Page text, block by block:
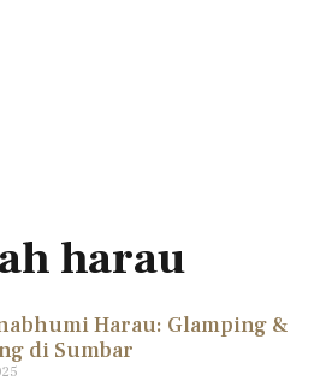
harau
Harau: Glamping &
di Sumbar